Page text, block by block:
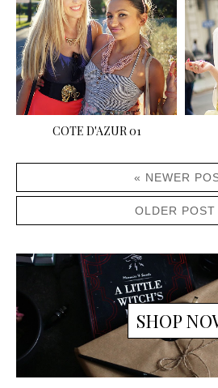
COTE D'AZUR 01
« NEWER
OLDER POST
SHOP